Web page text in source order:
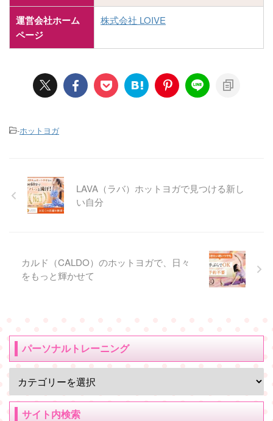
運営会社ホーム
ページ
株式会社 LOIVE
-ホットヨガ
LAVA（ラバ）ホットヨガで見つける新し
い自分
カルド（CALDO）のホットヨガで、日々
をもっと輝かせて
パーソナルトレーニング
サイト内検索